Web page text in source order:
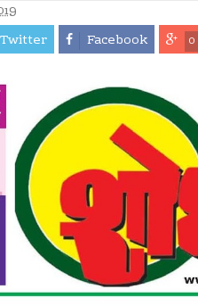
Twitter Facebook 0